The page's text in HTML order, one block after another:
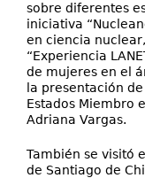
sobre diferentes
iniciativa
en ciencia
“Experiencia
de mujeres en el
la presentación
Estados Miembro
Adriana Vargas.
También se visitó
de Santiago de